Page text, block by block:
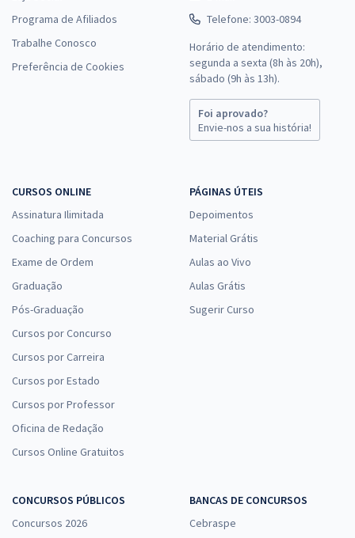
Programa de Afiliados
Trabalhe Conosco
Preferência de Cookies
Telefone: 3003-0894
Horário de atendimento:
segunda a sexta (8h às 20h),
sábado (9h às 13h).
Foi aprovado?
Envie-nos a sua história!
CURSOS ONLINE
Assinatura Ilimitada
Coaching para Concursos
Exame de Ordem
Graduação
Pós-Graduação
Cursos por Concurso
Cursos por Carreira
Cursos por Estado
Cursos por Professor
Oficina de Redação
Cursos Online Gratuitos
PÁGINAS ÚTEIS
Depoimentos
Material Grátis
Aulas ao Vivo
Aulas Grátis
Sugerir Curso
CONCURSOS PÚBLICOS
Concursos 2026
BANCAS DE CONCURSOS
Cebraspe